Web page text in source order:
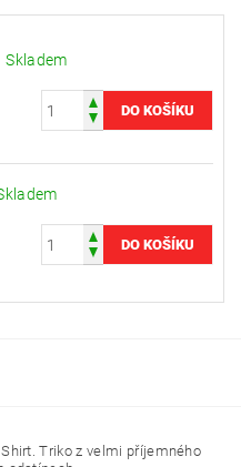
Skladem
Triko z velmi příjemného